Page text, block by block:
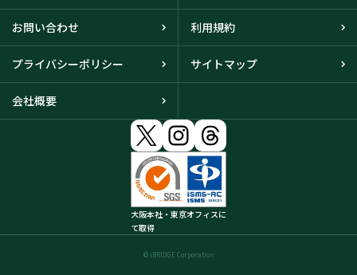
お問い合わせ 利用規約
プライバシーポリシー サイトマップ
会社概要
大阪本社・東京オフィスに
て取得
© iBRIDGE Corporation